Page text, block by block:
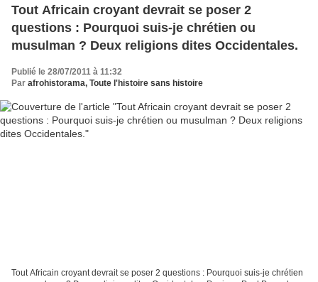
Tout Africain croyant devrait se poser 2
questions : Pourquoi suis-je chrétien ou
musulman ? Deux religions dites Occidentales.
Publié le 28/07/2011 à 11:32
Par afrohistorama, Toute l'histoire sans histoire
Tout Africain croyant devrait se poser 2 questions : Pourquoi suis-je chrétien